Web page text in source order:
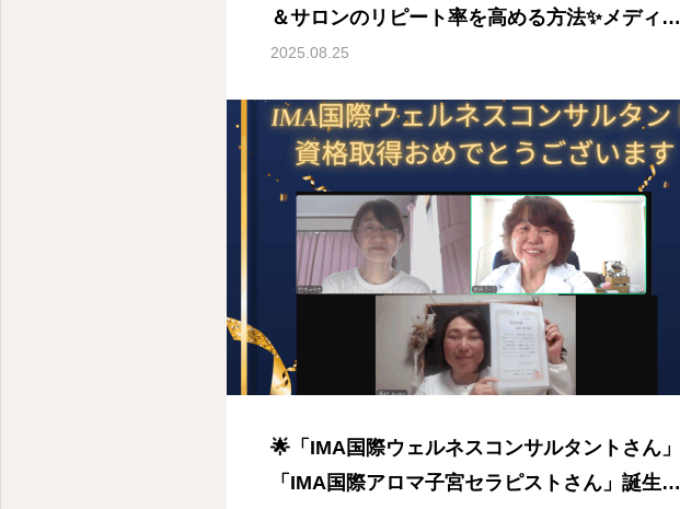
＆サロンのリピート率を高める方法✨メディカ
ルアロマ資格取得スクール IMA国際メディカ
2025.08.25
🌟「IMA国際ウェルネスコンサルタントさん」
「IMA国際アロマ子宮セラピストさん」誕生🎊